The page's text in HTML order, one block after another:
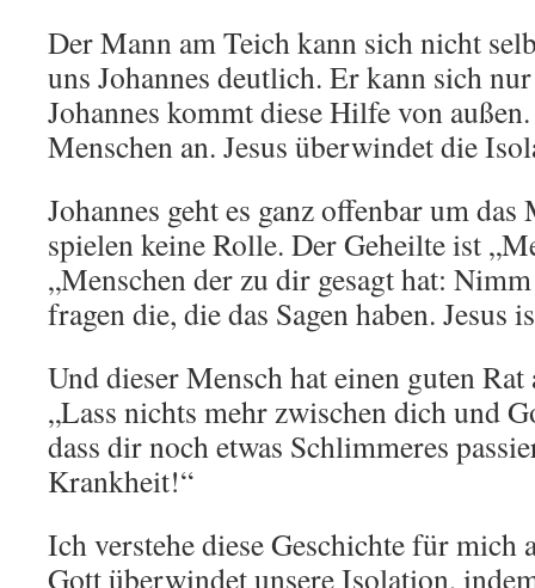
Der Mann am Teich kann sich nicht
uns Johannes deutlich. Er kann sich
Johannes kommt diese Hilfe von
Menschen an. Jesus überwindet die
Johannes geht es ganz offenbar um das
spielen keine Rolle. Der Geheilte ist
„Menschen der zu dir gesagt hat:
fragen die, die das Sagen haben. Jesus
Und dieser Mensch hat einen guten
„Lass nichts mehr zwischen dich und
dass dir noch etwas Schlimmeres
Krankheit!“
Ich verstehe diese Geschichte für mich
Gott überwindet unsere Isolation,